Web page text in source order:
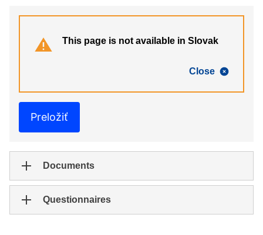
Close
This page is not available in Slovak
Preložiť
Documents
Questionnaires